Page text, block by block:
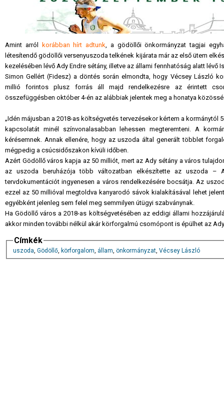
Amint arról korábban hírt adtunk, a gödöllői önkormányzat tagjai
létesítendő gödöllői versenyuszoda telkének kijárata már az első ütem
kezelésében lévő Ady Endre sétány, illetve az állami fennhatóság alatt lévő
Simon Gellért (Fidesz) a döntés során elmondta, hogy Vécsey László
millió forintos plusz forrás áll majd rendelkezésre az érintett
összefüggésben október 4-én az alábbiak jelentek meg a honatya
„Idén májusban a 2018-as költségvetés tervezésekor kértem a
kapcsolatát minél színvonalasabban lehessen megteremteni. A
kérésemnek. Annak ellenére, hogy az uszoda által generált többlet
mégpedig a csúcsidőszakon kívüli időben.
Azért Gödöllő város kapja az 50 milliót, mert az Ady sétány a város
az uszoda beruházója több változatban elkészítette az uszoda
tervdokumentációt ingyenesen a város rendelkezésére bocsátja. Az
ezzel az 50 millióval megtoldva kanyarodó sávok kialakításával lehet
egyébként jelenleg sem felel meg semmilyen útügyi szabványnak.
Ha Gödöllő város a 2018-as költségvetésében az eddigi állami
akkor minden további nélkül akár körforgalmú csomópont is épülhet az Ady
Címkék
uszoda, Gödöllő, körforgalom, állam, önkormányzat, Vécsey László